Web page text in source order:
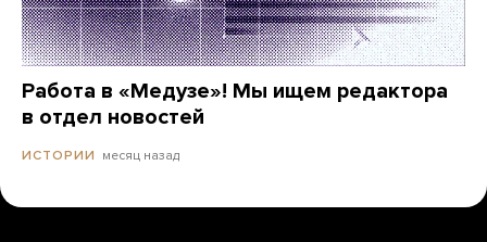
Работа в «Медузе»! Мы ищем редактора
в отдел новостей
ИСТОРИИ месяц назад